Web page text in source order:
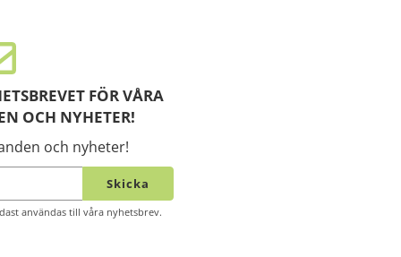
FÖR VÅRA
OCH NYHETER!
och nyheter!
Skicka
användas till våra nyhetsbrev.